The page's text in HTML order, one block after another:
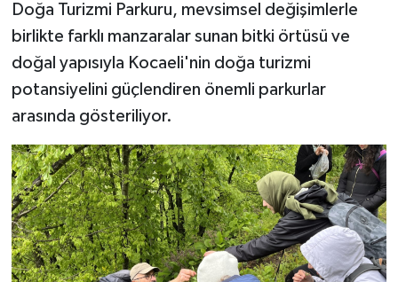
Doğa Turizmi Parkuru, mevsimsel değişimlerle
birlikte farklı manzaralar sunan bitki örtüsü ve
doğal yapısıyla Kocaeli'nin doğa turizmi
potansiyelini güçlendiren önemli parkurlar
arasında gösteriliyor.